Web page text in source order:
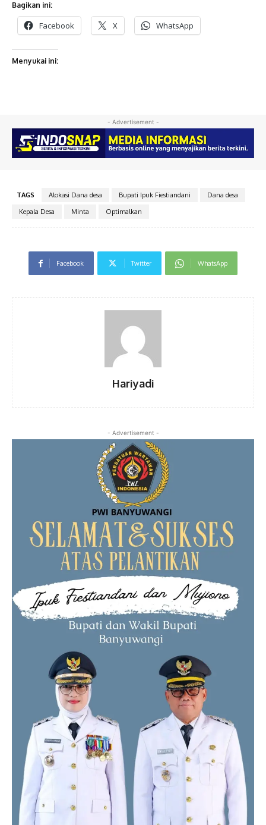
Bagikan ini:
Facebook X WhatsApp
Menyukai ini:
- Advertisement -
TAGS Alokasi Dana desa Bupati Ipuk Fiestiandani
Dana desa
Kepala Desa
Minta Optimalkan
Facebook Twitter WhatsApp
Hariyadi
- Advertisement -